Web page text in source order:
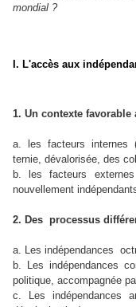
mondial ?
I. L'accès aux
1. Un contexte
a. les facteurs internes
ternie, dévalorisée, des
b. les facteurs
nouvellement
2. Des processus
a. Les indépendances
b. Les indépendances
politique, accompagnée
c. Les indépendances